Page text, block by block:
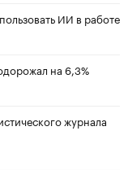
ИИ в работе
на 6,3%
журнала